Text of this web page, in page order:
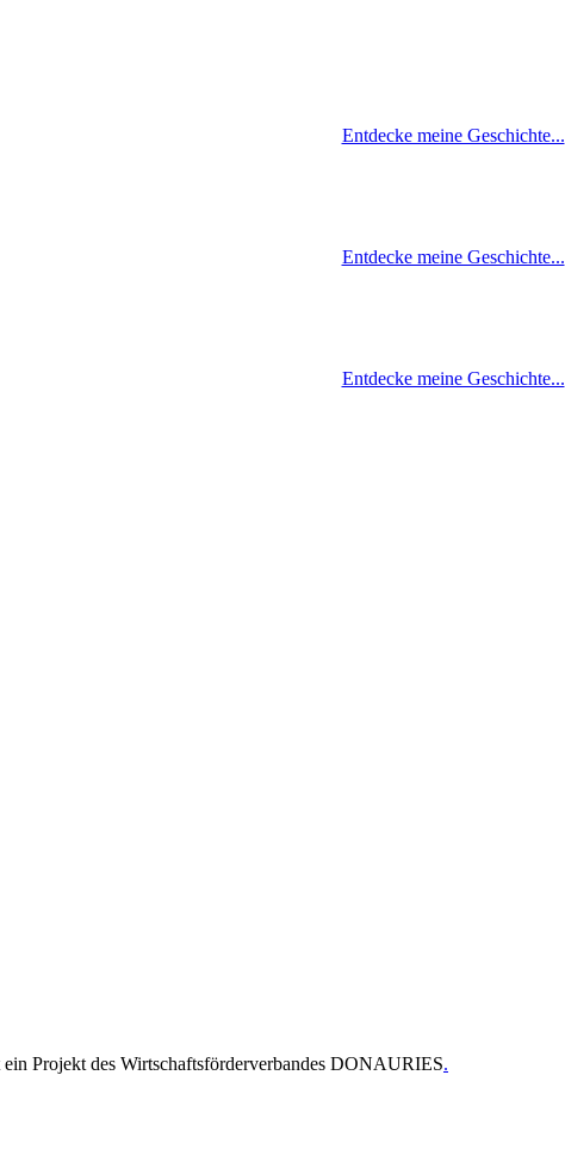
Entdecke meine Geschichte...
Entdecke meine Geschichte...
Entdecke meine Geschichte...
Projekt des Wirtschaftsförderverbandes DONAURIES.